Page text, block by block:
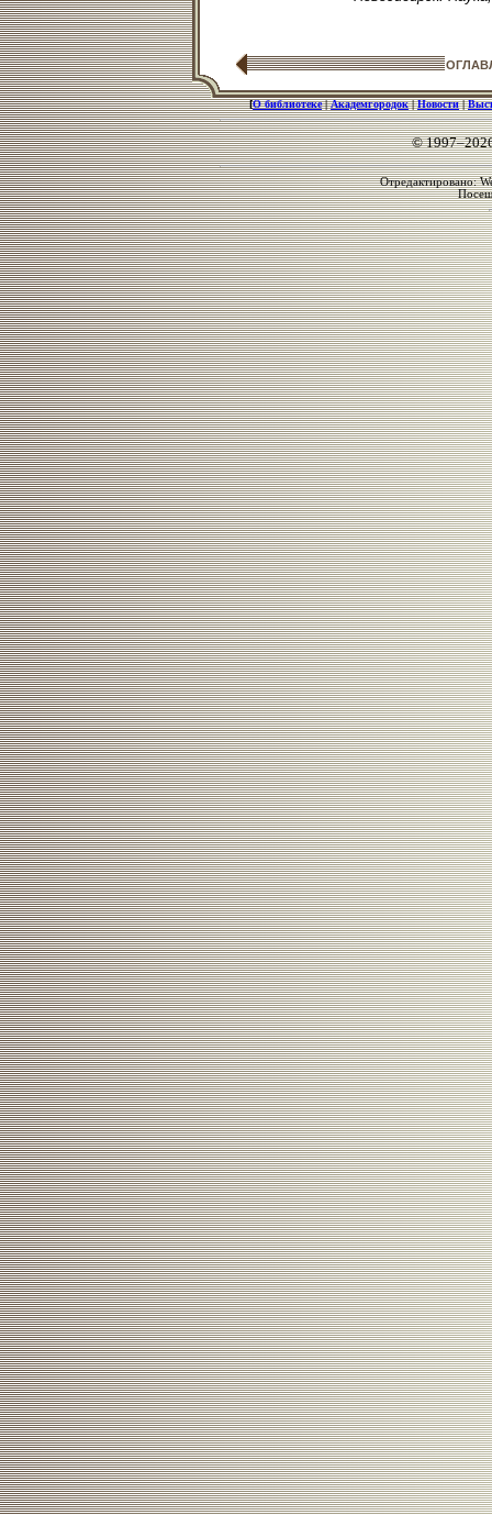
[О библиотеке|Академгородок|Новости|
©
Отредактировано: